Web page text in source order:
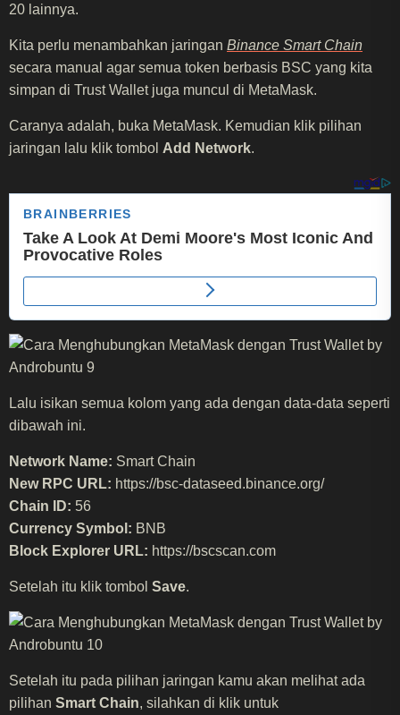
20 lainnya.
Kita perlu menambahkan jaringan Binance Smart Chain
secara manual agar semua token berbasis BSC yang kita
simpan di Trust Wallet juga muncul di MetaMask.
Caranya adalah, buka MetaMask. Kemudian klik pilihan
jaringan lalu klik tombol Add Network.
Lalu isikan semua kolom yang ada dengan data-data seperti
dibawah ini.
Network Name: Smart Chain
New RPC URL: https://bsc-dataseed.binance.org/
Chain ID: 56
Currency Symbol: BNB
Block Explorer URL: https://bscscan.com
Setelah itu klik tombol Save.
Setelah itu pada pilihan jaringan kamu akan melihat ada
pilihan Smart Chain, silahkan di klik untuk